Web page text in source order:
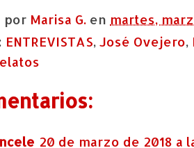
por Marisa G. en martes,
ENTREVISTAS, José Ovejero,
20 de marzo de 2018 a